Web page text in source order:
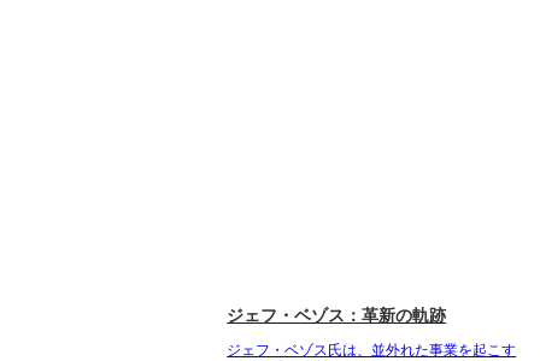
ジェフ・ベゾス：革新の軌跡
ジェフ・ベゾス氏は、並外れた事業を起こす